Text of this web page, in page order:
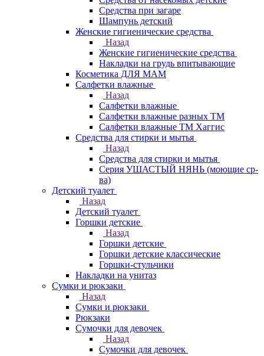
Средства при загаре
Шампунь детский
Женские гигиенические средства
Назад
Женские гигиенические средства
Накладки на грудь впитывающие
Косметика ДЛЯ МАМ
Салфетки влажные
Назад
Салфетки влажные
Салфетки влажные разных ТМ
Салфетки влажные ТМ Хаггис
Средства для стирки и мытья
Назад
Средства для стирки и мытья
Серия УШАСТЫЙ НЯНЬ (моющие ср-
ва)
Детский туалет
Назад
Детский туалет
Горшки детские
Назад
Горшки детские
Горшки детские классические
Горшки-стульчики
Накладки на унитаз
Сумки и рюкзаки
Назад
Сумки и рюкзаки
Рюкзаки
Сумочки для девочек
Назад
Сумочки для девочек